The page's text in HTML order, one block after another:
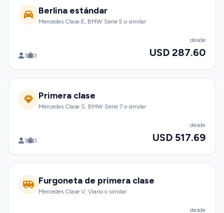
Berlina estándar
Mercedes Clase E, BMW Serie 5 o similar
3 3
desde
USD 287.60
Primera clase
Mercedes Clase S, BMW Serie 7 o similar
3 3
desde
USD 517.69
Furgoneta de primera clase
Mercedes Clase V, Viano o similar
desde